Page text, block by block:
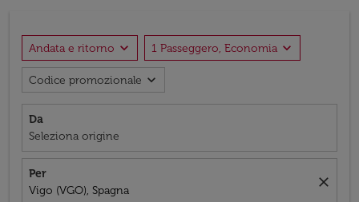
Andata e ritorno expand_more 1 Passeggero, Economia expand_more
Codice promozionale expand_more
Da
Seleziona origine
Per
Vigo (VGO), Spagna
close